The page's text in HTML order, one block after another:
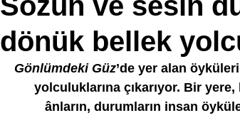
dönük bellek
Gönlümdeki Güz’de yer alan
yolculuklarına çıkarıyor. Bir
ânların, durumların insan